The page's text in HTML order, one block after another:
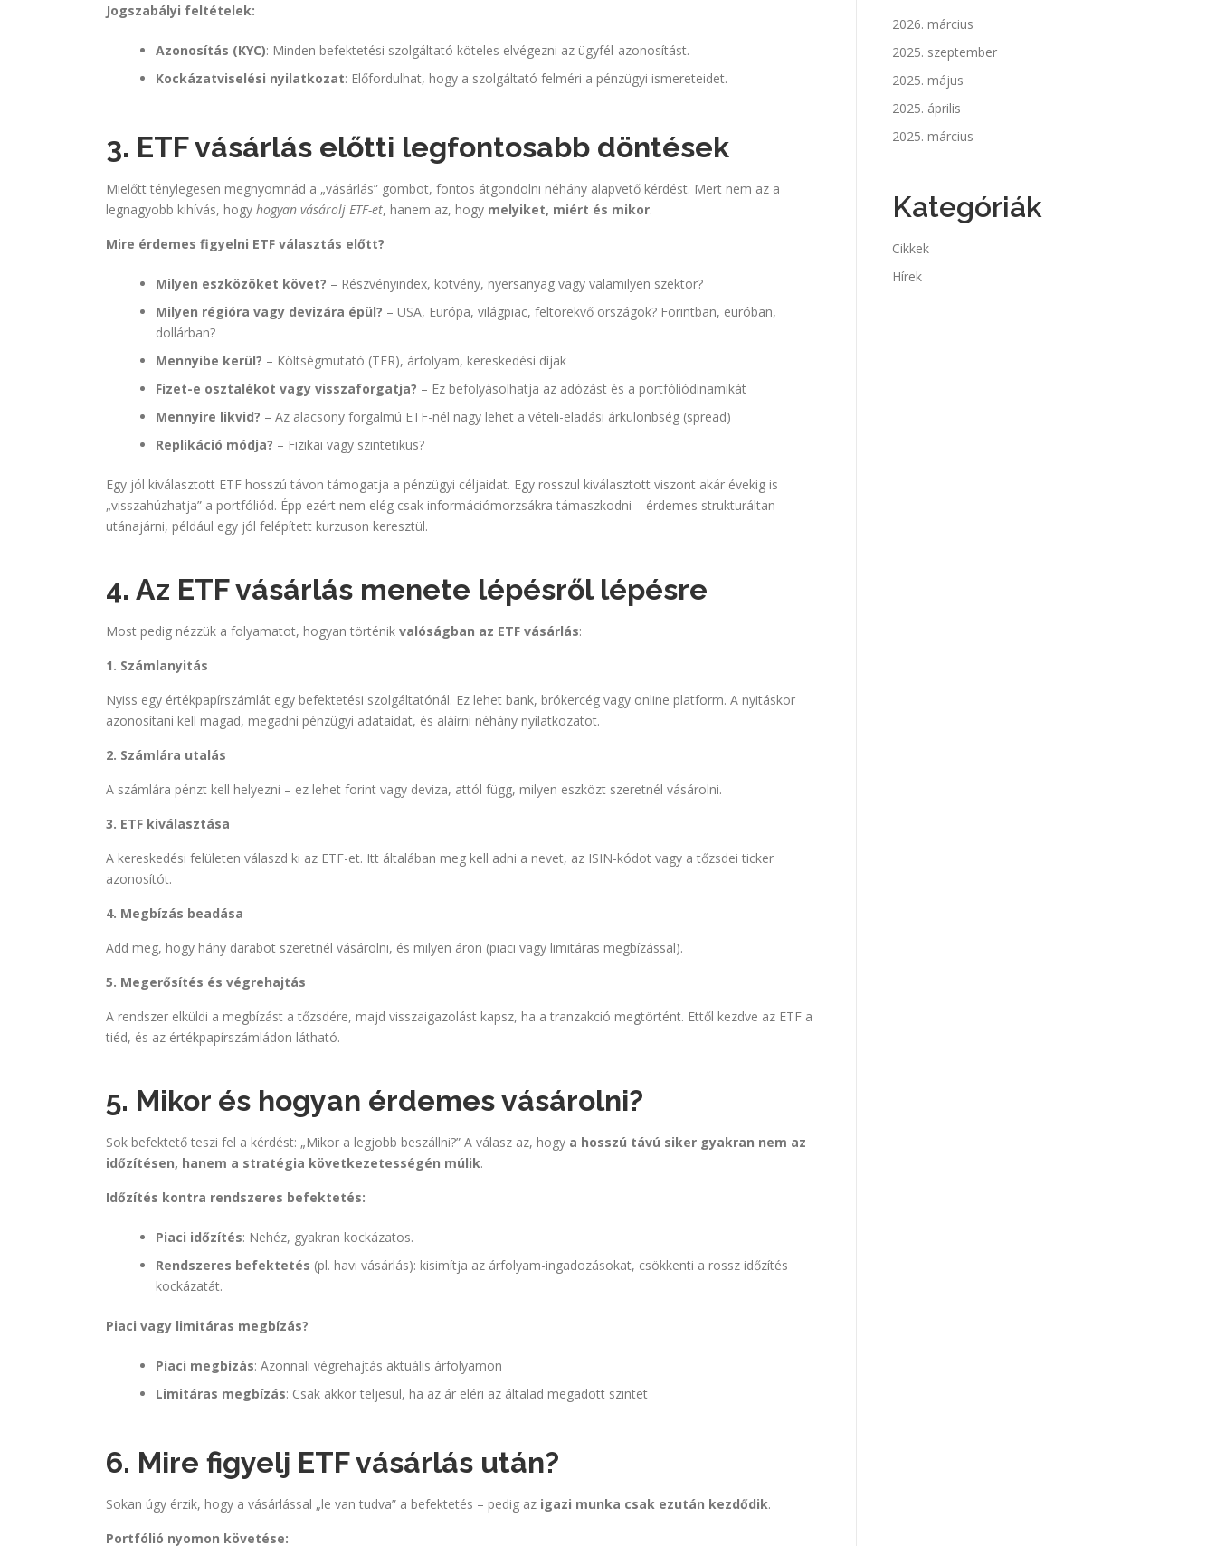
Jogszabályi feltételek:
Azonosítás (KYC): Minden befektetési szolgáltató köteles elvégezni az ügyfél-azonosítást.
Kockázatviselési nyilatkozat: Előfordulhat, hogy a szolgáltató felméri a pénzügyi ismereteidet.
3. ETF vásárlás előtti legfontosabb döntések
Mielőtt ténylegesen megnyomnád a „vásárlás” gombot, fontos átgondolni néhány alapvető kérdést. Mert nem az a
legnagyobb kihívás, hogy hogyan vásárolj ETF-et, hanem az, hogy melyiket, miért és mikor.
Mire érdemes figyelni ETF választás előtt?
Milyen eszközöket követ? – Részvényindex, kötvény, nyersanyag vagy valamilyen szektor?
Milyen régióra vagy devizára épül? – USA, Európa, világpiac, feltörekvő országok? Forintban, euróban,
dollárban?
Mennyibe kerül? – Költségmutató (TER), árfolyam, kereskedési díjak
Fizet-e osztalékot vagy visszaforgatja? – Ez befolyásolhatja az adózást és a portfóliódinamikát
Mennyire likvid? – Az alacsony forgalmú ETF-nél nagy lehet a vételi-eladási árkülönbség (spread)
Replikáció módja? – Fizikai vagy szintetikus?
Egy jól kiválasztott ETF hosszú távon támogatja a pénzügyi céljaidat. Egy rosszul kiválasztott viszont akár évekig is
„visszahúzhatja” a portfóliód. Épp ezért nem elég csak információmorzsákra támaszkodni – érdemes strukturáltan
utánajárni, például egy jól felépített kurzuson keresztül.
4. Az ETF vásárlás menete lépésről lépésre
Most pedig nézzük a folyamatot, hogyan történik valóságban az ETF vásárlás:
1. Számlanyitás
Nyiss egy értékpapírszámlát egy befektetési szolgáltatónál. Ez lehet bank, brókercég vagy online platform. A nyitáskor
azonosítani kell magad, megadni pénzügyi adataidat, és aláírni néhány nyilatkozatot.
2. Számlára utalás
A számlára pénzt kell helyezni – ez lehet forint vagy deviza, attól függ, milyen eszközt szeretnél vásárolni.
3. ETF kiválasztása
A kereskedési felületen válaszd ki az ETF-et. Itt általában meg kell adni a nevet, az ISIN-kódot vagy a tőzsdei ticker
azonosítót.
4. Megbízás beadása
Add meg, hogy hány darabot szeretnél vásárolni, és milyen áron (piaci vagy limitáras megbízással).
5. Megerősítés és végrehajtás
A rendszer elküldi a megbízást a tőzsdére, majd visszaigazolást kapsz, ha a tranzakció megtörtént. Ettől kezdve az ETF a
tiéd, és az értékpapírszámládon látható.
5. Mikor és hogyan érdemes vásárolni?
Sok befektető teszi fel a kérdést: „Mikor a legjobb beszállni?” A válasz az, hogy a hosszú távú siker gyakran nem az
időzítésen, hanem a stratégia következetességén múlik.
Időzítés kontra rendszeres befektetés:
Piaci időzítés: Nehéz, gyakran kockázatos.
Rendszeres befektetés (pl. havi vásárlás): kisimítja az árfolyam-ingadozásokat, csökkenti a rossz időzítés
kockázatát.
Piaci vagy limitáras megbízás?
Piaci megbízás: Azonnali végrehajtás aktuális árfolyamon
Limitáras megbízás: Csak akkor teljesül, ha az ár eléri az általad megadott szintet
6. Mire figyelj ETF vásárlás után?
Sokan úgy érzik, hogy a vásárlással „le van tudva” a befektetés – pedig az igazi munka csak ezután kezdődik.
Portfólió nyomon követése:
2026. március
2025. szeptember
2025. május
2025. április
2025. március
Kategóriák
Cikkek
Hírek